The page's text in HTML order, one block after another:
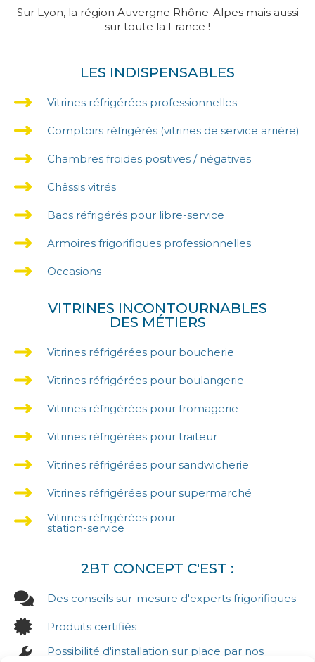
Sur Lyon, la région Auvergne Rhône-Alpes mais aussi
sur toute la France !
LES INDISPENSABLES
Vitrines réfrigérées professionnelles
Comptoirs réfrigérés (vitrines de service arrière)
Chambres froides positives / négatives
Châssis vitrés
Bacs réfrigérés pour libre-service
Armoires frigorifiques professionnelles
Occasions
VITRINES INCONTOURNABLES
DES MÉTIERS
Vitrines réfrigérées pour boucherie
Vitrines réfrigérées pour boulangerie
Vitrines réfrigérées pour fromagerie
Vitrines réfrigérées pour traiteur
Vitrines réfrigérées pour sandwicherie
Vitrines réfrigérées pour supermarché
Vitrines réfrigérées pour
station-service
2BT CONCEPT C'EST :
Des conseils sur-mesure d'experts frigorifiques
Produits certifiés
Possibilité d'installation sur place par nos